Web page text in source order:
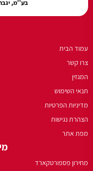
בע''מ,
עמוד הבית
צרו קשר
המגזין
תנאי השימוש
מדיניות הפרטיות
הצהרת נגישות
מפת אתר
מחירון פספורטקארד